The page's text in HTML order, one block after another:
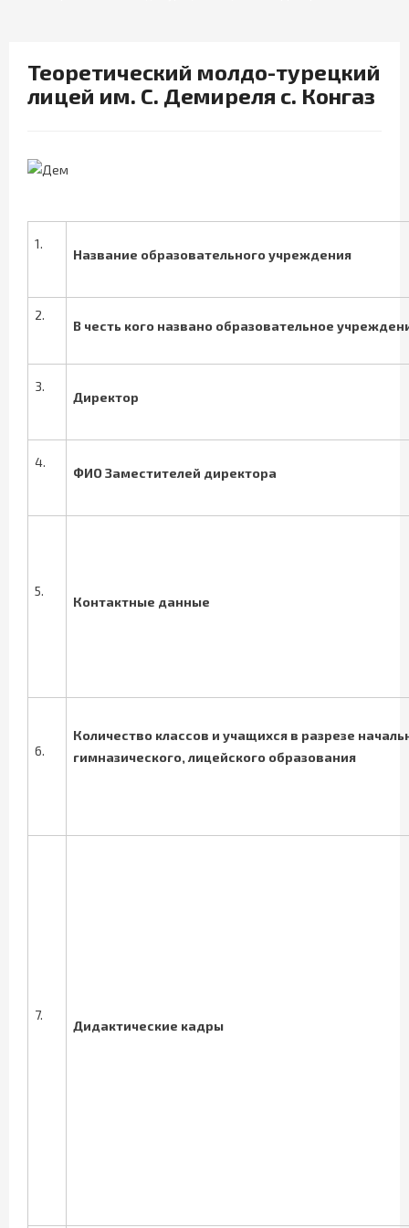
Теоретический молдо-турецкий
лицей им. С. Демиреля с. Конгаз
1.
Название образовательного учреждения
2.
В честь кого названо образовательное
3.
Директор
4.
ФИО Заместителей директора
5.
Контактные данные
6.
Количество классов и учащихся в разрезе
гимназического, лицейского образования
7.
Дидактические кадры